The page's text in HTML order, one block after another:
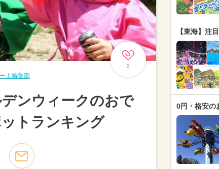
2
よ編集部
デンウィークのおで
トランキング
【東海】注
0円・格安の